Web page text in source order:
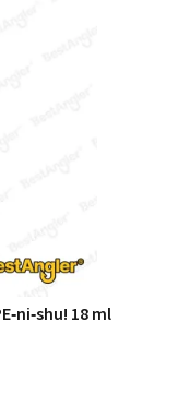
18 ml